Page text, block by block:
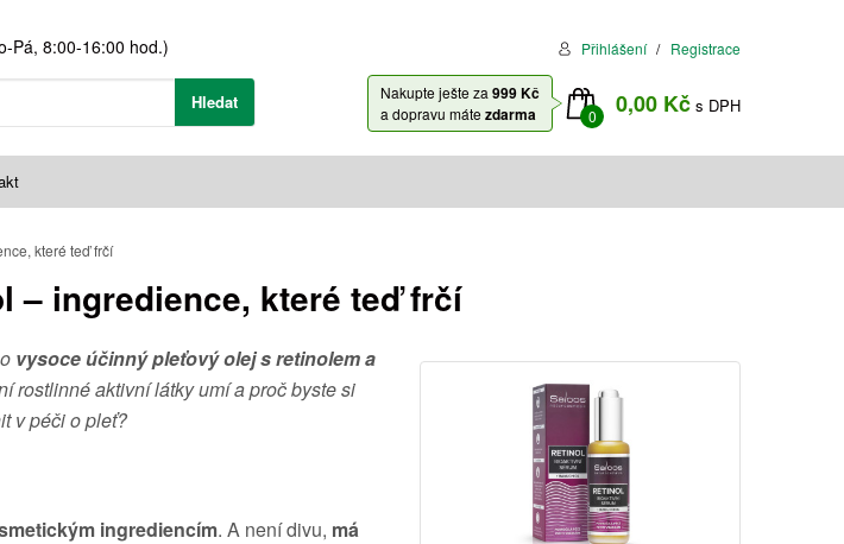
Pá, 8:00-16:00 hod.) Přihlášení Registrace
Hledat
0 0,00 Kč s DPH
Nakupte ješte za 999 Kč
a dopravu mátezdarma
které teď frčí
– ingredience, které teď frčí
vysoce účinný pleťový olej s retinolem a
rostlinné aktivní látky umí a proč byste si
v péči o pleť?
ingrediencím. A není divu, má